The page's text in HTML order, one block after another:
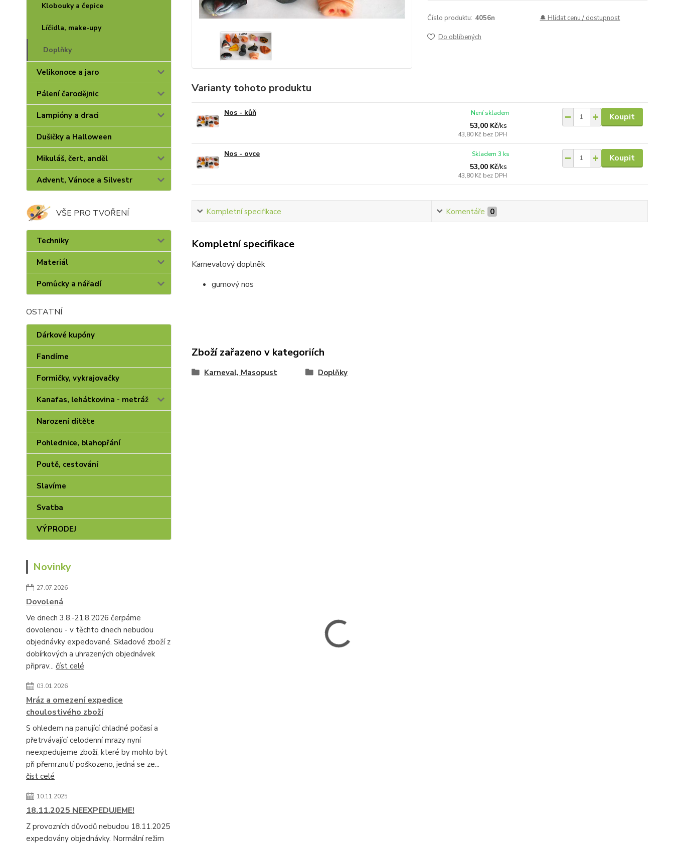
Klobouky a čepice
Líčidla, make-upy
Doplňky
Velikonoce a jaro
Pálení čarodějnic
Lampióny a draci
Dušičky a Halloween
Mikuláš, čert, anděl
Advent, Vánoce a Silvestr
VŠE PRO TVOŘENÍ
Techniky
Materiál
Pomůcky a nářadí
OSTATNÍ
Dárkové kupóny
Fandíme
Formičky, vykrajovačky
Kanafas, lehátkovina - metráž
Narození dítěte
Pohlednice, blahopřání
Poutě, cestování
Slavíme
Svatba
VÝPRODEJ
Novinky
27.07.2026
Dovolená
Ve dnech 3.8.-21.8.2026 čerpáme
dovolenou - v těchto dnech nebudou
objednávky expedované. Skladové zboží z
dobírkových a uhrazených objednávek
připrav... číst celé
03.01.2026
Mráz a omezení expedice
choulostivého zboží
S ohledem na panující chladné počasí a
přetrvávající celodenní mrazy nyní
neexpedujeme zboží, které by mohlo být
při přemrznutí poškozeno, jedná se ze...
číst celé
10.11.2025
18.11.2025 NEEXPEDUJEME!
Z provozních důvodů nebudou 18.11.2025
expedovány objednávky. Normální režim
Číslo produktu: 4056n 🔔 Hlídat cenu / dostupnost
Do oblíbených
Varianty tohoto produktu
Nos - kůň
53,00 Kč/ks
43,80 Kč bez DPH
Není skladem Koupit
Nos - ovce
53,00 Kč/ks
43,80 Kč bez DPH
Skladem 3 ks Koupit
Kompletní specifikace Komentáře 0
Kompletní specifikace
Karnevalový doplněk
gumový nos
Zboží zařazeno v kategoriích
Karneval, Masopust Doplňky